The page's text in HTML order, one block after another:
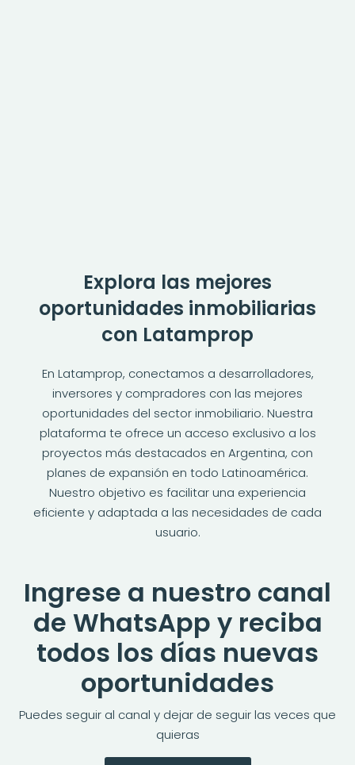
Explora las mejores
oportunidades inmobiliarias
con Latamprop
En Latamprop, conectamos a desarrolladores,
inversores y compradores con las mejores
oportunidades del sector inmobiliario. Nuestra
plataforma te ofrece un acceso exclusivo a los
proyectos más destacados en Argentina, con
planes de expansión en todo Latinoamérica.
Nuestro objetivo es facilitar una experiencia
eficiente y adaptada a las necesidades de cada
usuario.
Ingrese a nuestro canal
de WhatsApp y reciba
todos los días nuevas
oportunidades
Puedes seguir al canal y dejar de seguir las veces que
quieras